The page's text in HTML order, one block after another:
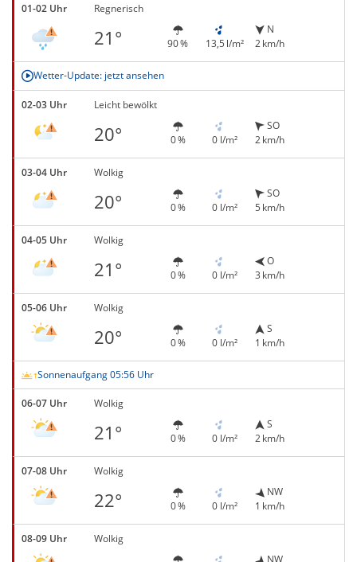
01-02 Uhr Regnerisch
21° 90 % 13,5 l/m²
N
2 km/h
Wetter-Update: jetzt ansehen
02-03 Uhr Leicht bewölkt
20° 0 % 0 l/m²
SO
2 km/h
03-04 Uhr Wolkig
20° 0 % 0 l/m²
SO
5 km/h
04-05 Uhr Wolkig
21° 0 % 0 l/m²
O
3 km/h
05-06 Uhr Wolkig
20° 0 % 0 l/m²
S
1 km/h
Sonnenaufgang 05:56 Uhr
06-07 Uhr Wolkig
21° 0 % 0 l/m²
S
2 km/h
07-08 Uhr Wolkig
22° 0 % 0 l/m²
NW
1 km/h
08-09 Uhr Wolkig
NW